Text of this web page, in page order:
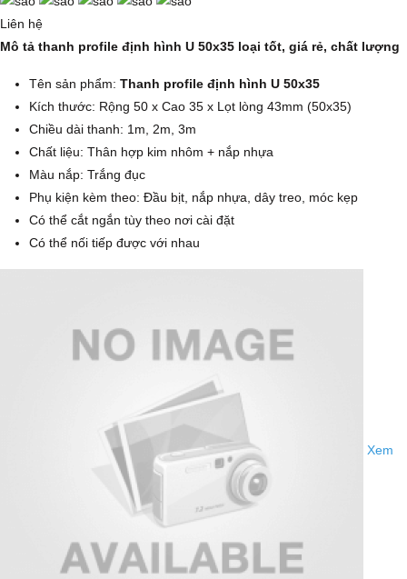
Liên hệ
Mô tả thanh profile định hình U 50x35 loại tốt, giá rẻ, chất lượng
Tên sản phẩm: Thanh profile định hình U 50x35
Kích thước: Rộng 50 x Cao 35 x Lọt lòng 43mm (50x35)
Chiều dài thanh: 1m, 2m, 3m
Chất liệu: Thân hợp kim nhôm + nắp nhựa
Màu nắp: Trắng đục
Phụ kiện kèm theo: Đầu bịt, nắp nhựa, dây treo, móc kẹp
Có thể cắt ngắn tùy theo nơi cài đặt
Có thể nối tiếp được với nhau
Xem